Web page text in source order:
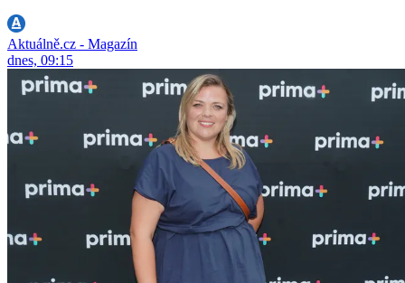
Aktuálně.cz - Magazín
dnes, 09:15